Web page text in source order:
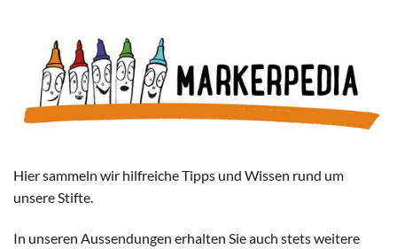
Hier sammeln wir hilfreiche Tipps und Wissen rund um
unsere Stifte.
In unseren Aussendungen erhalten Sie auch stets weitere